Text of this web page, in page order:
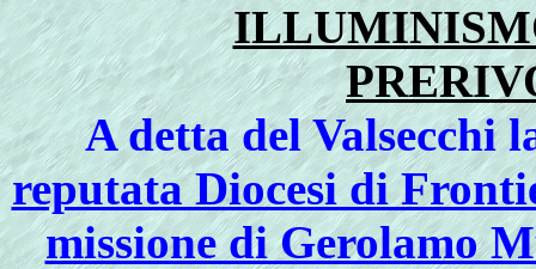
A detta del Valsecchi
reputata Diocesi di
missione di Gerolamo